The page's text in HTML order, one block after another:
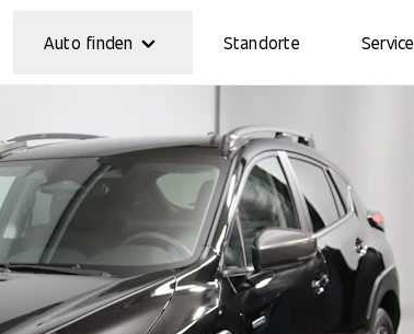
Auto finden Standorte Service